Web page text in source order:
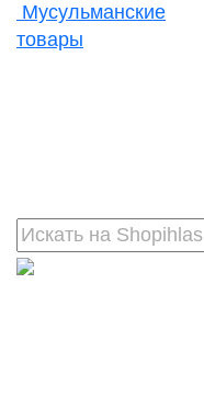
Мусульманские
товары